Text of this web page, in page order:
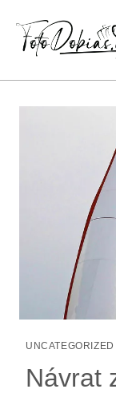
UNCATEGORIZED
Návrat